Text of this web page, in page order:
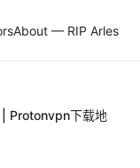
About — RIP Arles
Protonvpn下载地